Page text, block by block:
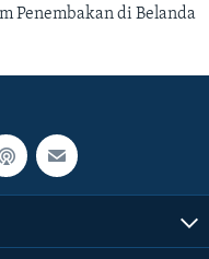
Penembakan di Belanda